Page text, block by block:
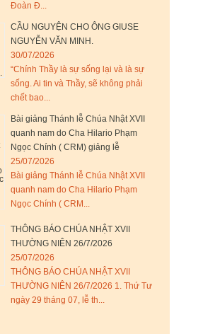
Đoàn Đ...
CẦU NGUYỆN CHO ÔNG GIUSE
NGUYỄN VĂN MINH.
30/07/2026
“Chính Thầy là sự sống lại và là sự
sống. Ai tin và Thầy, sẽ không phải
chết bao...
Bài giảng Thánh lễ Chúa Nhật XVII
quanh nam do Cha Hilario Phạm
Ngọc Chính ( CRM) giảng lễ
25/07/2026
Bài giảng Thánh lễ Chúa Nhật XVII
quanh nam do Cha Hilario Phạm
Ngọc Chính ( CRM...
THÔNG BÁO CHÚA NHẬT XVII
THƯỜNG NIÊN 26/7/2026
25/07/2026
THÔNG BÁO CHÚA NHẬT XVII
THƯỜNG NIÊN 26/7/2026 1. Thứ Tư
ngày 29 tháng 07, lễ th...